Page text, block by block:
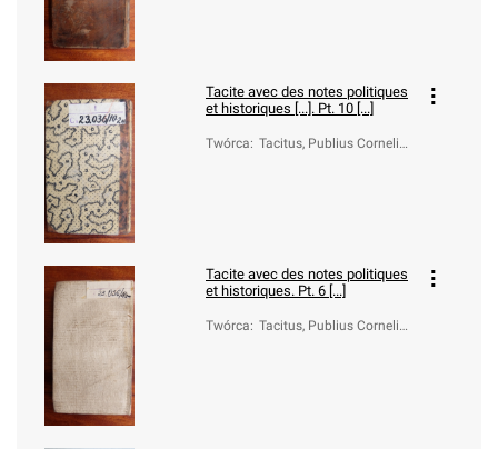
Tacite avec des notes politiques
et historiques [...]. Pt. 10 [...]
Twórca: Tacitus, Publius Cornelius
Tacite avec des notes politiques
et historiques. Pt. 6 [...]
Twórca: Tacitus, Publius Cornelius